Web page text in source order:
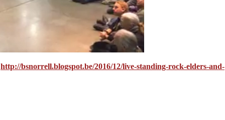
http://bsnorrell.blogspot.be/2016/12/live-standing-rock-elders-and-